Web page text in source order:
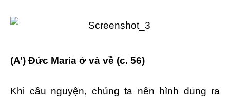
(A’) Đức Maria ở và về (c. 56)
Khi cầu nguyện, chúng ta nên hình dung ra